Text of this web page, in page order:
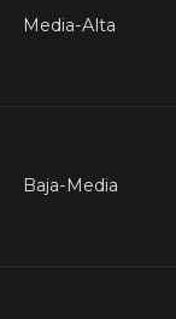
Media-Alta
Baja-Media